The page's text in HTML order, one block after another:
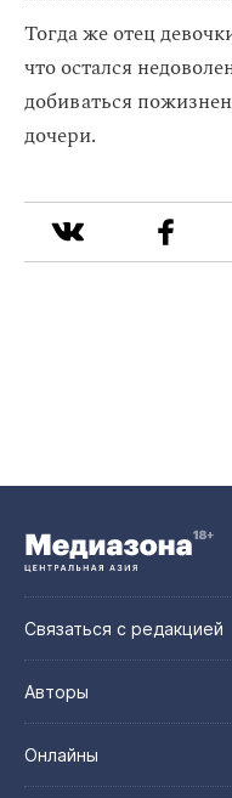
Тогда же отец
что остался
добиваться
дочери.
Связаться с редакцией
Авторы
Онлайны